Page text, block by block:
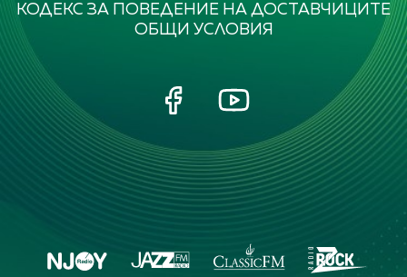
КОДЕКС ЗА ПОВЕДЕНИЕ НА ДОСТАВЧИЦИТЕ
ОБЩИ УСЛОВИЯ